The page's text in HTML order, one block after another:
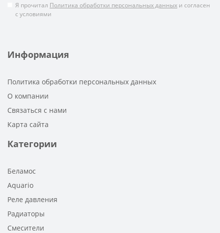
Я прочитал Политика обработки персональных данных и согласен
с условиями
Информация
Политика обработки персональных данных
О компании
Связаться с нами
Карта сайта
Категории
Беламос
Aquario
Реле давления
Радиаторы
Смесители